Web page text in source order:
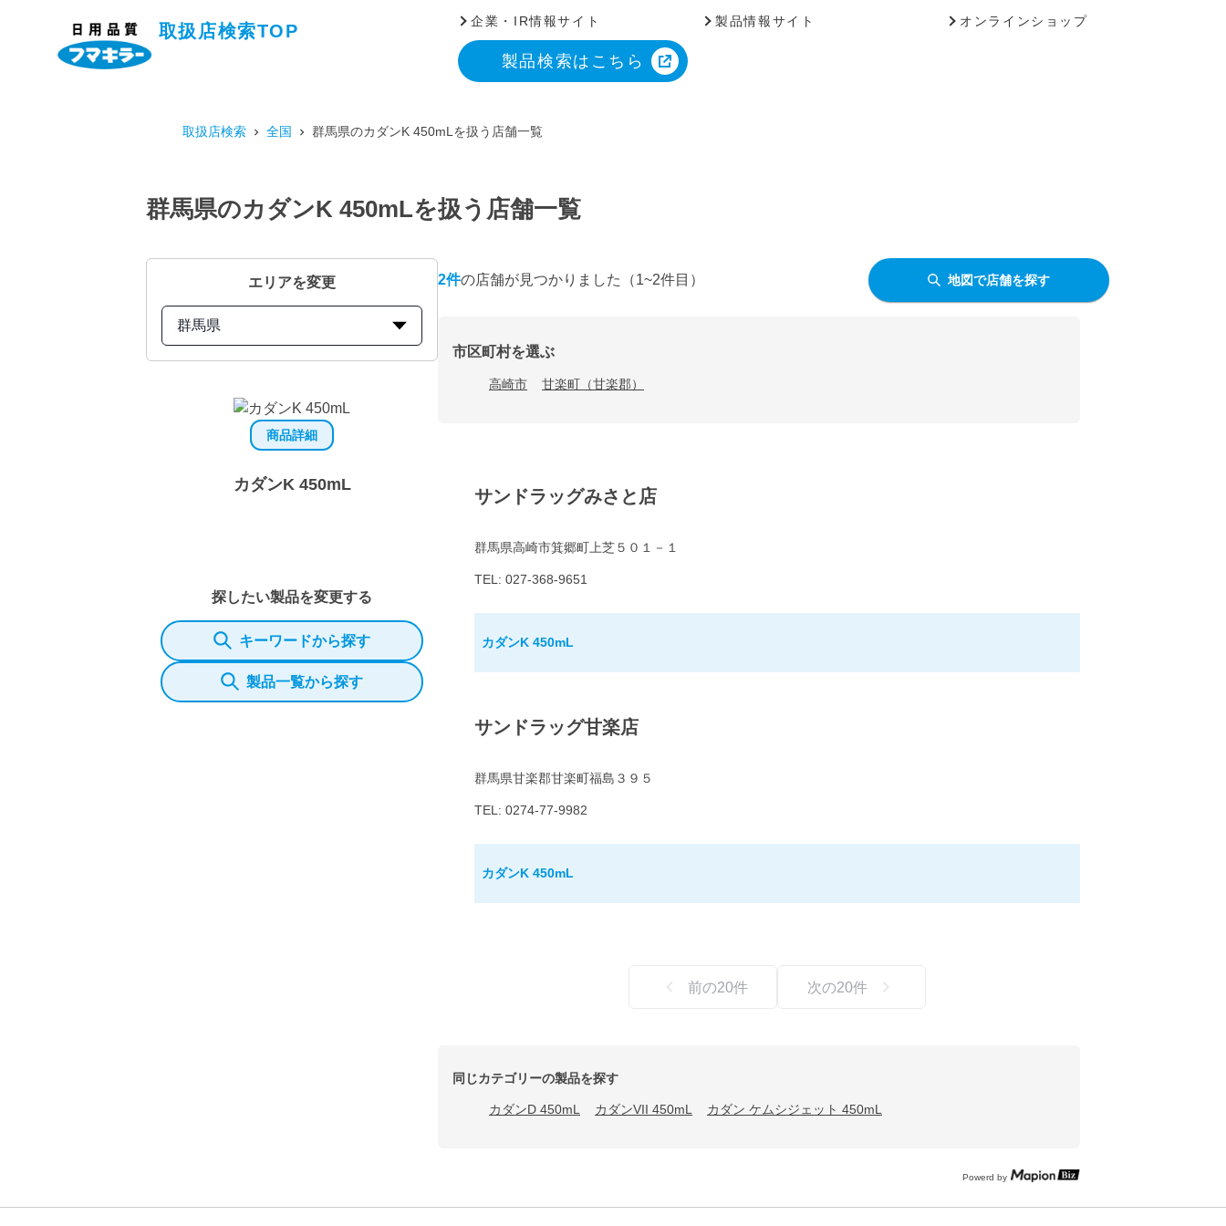
取扱店検索TOP
企業・IR情報サイト 製品情報サイト オンラインショップ
製品検索はこちら
取扱店検索 全国 群馬県のカダンK 450mLを扱う店舗一覧
群馬県のカダンK 450mLを扱う店舗一覧
エリアを変更
群馬県
商品詳細
カダンK 450mL
探したい製品を変更する
キーワードから探す
製品一覧から探す
2件の店舗が見つかりました （1~2件目） 地図で店舗を探す
市区町村を選ぶ
高崎市 甘楽町（甘楽郡）
サンドラッグみさと店
群馬県高崎市箕郷町上芝５０１－１
TEL: 027-368-9651
カダンK 450mL
サンドラッグ甘楽店
群馬県甘楽郡甘楽町福島３９５
TEL: 0274-77-9982
カダンK 450mL
前の20件 次の20件
同じカテゴリーの製品を探す
カダンD 450mL カダンVII 450mL カダン ケムシジェット 450mL
Powerd by